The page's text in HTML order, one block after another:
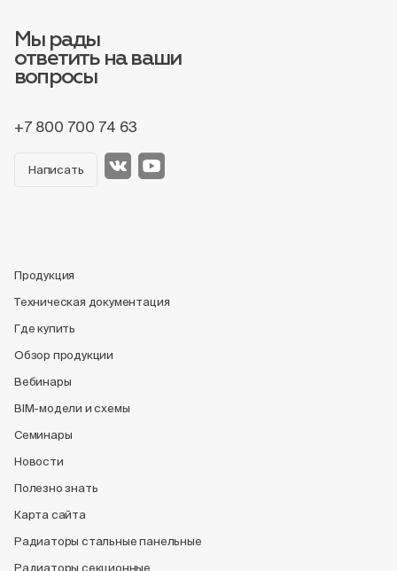
Мы рады
ответить на ваши
вопросы
+7 800 700 74 63
Написать
Продукция
Техническая документация
Где купить
Обзор продукции
Вебинары
BIM-модели и схемы
Семинары
Новости
Полезно знать
Карта сайта
Радиаторы стальные панельные
Радиаторы секционные